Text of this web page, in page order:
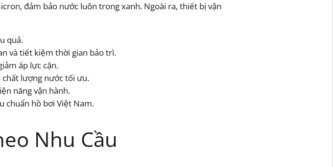
đảm bảo nước luôn trong xanh. Ngoài ra, thiết bị vận
quả.
và tiết kiệm thời gian bảo trì.
áp lực cặn.
lượng nước tối ưu.
năng vận hành.
chuẩn hồ bơi Việt Nam.
Nhu Cầu